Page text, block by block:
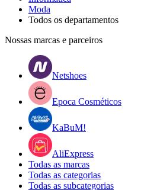
Moda
Todos os departamentos
Nossas marcas e parceiros
Netshoes
Epoca Cosméticos
KaBuM!
AliExpress
Todas as marcas
Todas as categorias
Todas as subcategorias